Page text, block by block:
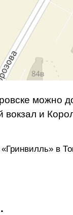
можно
и
в